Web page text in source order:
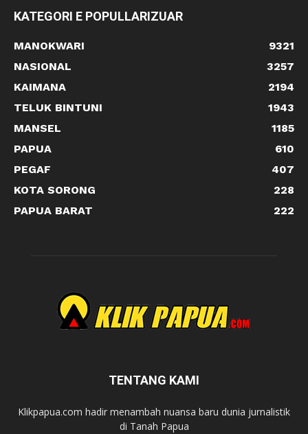
KATEGORI E POPULLARIZUAR
MANOKWARI
9321
NASIONAL
3257
KAIMANA
2194
TELUK BINTUNI
1943
MANSEL
1185
PAPUA
610
PEGAF
407
KOTA SORONG
228
PAPUA BARAT
222
TENTANG KAMI
Klikpapua.com hadir menambah nuansa baru dunia jurnalistik
di Tanah Papua